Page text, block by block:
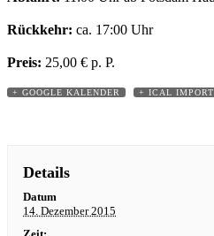
Rückkehr: ca. 17:00 Uhr
Preis: 25,00 € p. P.
+ GOOGLE KALENDER + ICAL IMPORT
Details
Datum
14. Dezember 2015